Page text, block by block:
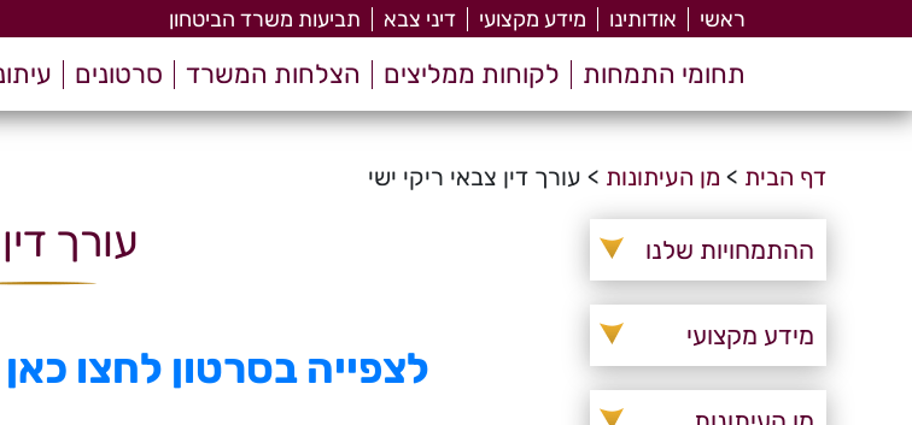
ראשי אודותינו מידע מקצועי דיני צבא תביעות משרד הביטחון
תחומי התמחות לקוחות ממליצים הצלחות המשרד סרטונים
דף הבית > מן העיתונות > עורך דין צבאי ריקי ישי
ההתמחויות שלנו
מידע מקצועי
עורך
לצפייה בסרטון לחצו כאן